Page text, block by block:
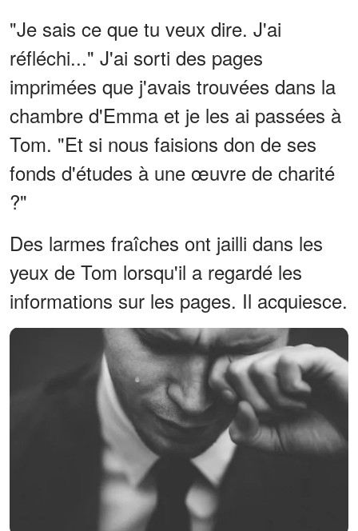
"Je sais ce que tu veux dire. J'ai
réfléchi..." J'ai sorti des pages
imprimées que j'avais trouvées dans la
chambre d'Emma et je les ai passées à
Tom. "Et si nous faisions don de ses
fonds d'études à une œuvre de charité
?"
Des larmes fraîches ont jailli dans les
yeux de Tom lorsqu'il a regardé les
informations sur les pages. Il acquiesce.